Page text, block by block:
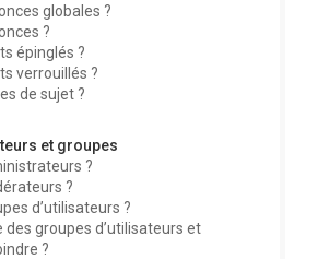
globales ?
?
épinglés ?
verrouillés ?
de sujet ?
et groupes
?
?
d’utilisateurs ?
des groupes d’utilisateurs et
?